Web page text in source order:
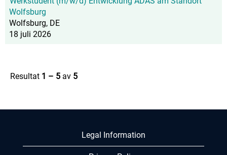
Wolfsburg
Wolfsburg, DE
18 juli 2026
Resultat 1 – 5 av 5
Legal Information